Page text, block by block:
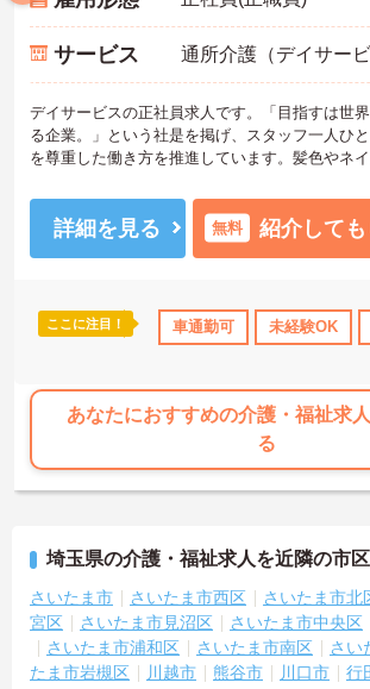
交通費支給
サービス 通所介護（デイサービ
デイサービスの正社員求人です。「目指すは世
る企業。」という社是を掲げ、スタッフ一人ひ
を尊重した働き方を推進しています。髪色やネ
ことが可能です。日々の頑張りやチームワークは
される特別報酬としてしっかり還元されるため
ンを維持しながら業務に取り組めます。残業は
より70歳まで勤務可能であり、退職金制度も完
長期的に安定したキャリアを築いていける職場
★おすすめPOINT★
【賞与とは別に特別報酬が支給され、収入アッ
・日々の施設運営への貢献やチームワークが多
め、目に見える形で還元されます。
・努力がダイレクトに評価へつながる制度によ
【チームでの情報共有が徹底されており、安心し
る体制です】
・毎朝スタッフ全員でミーティングを行い、お
絡を細やかに共有する仕組みがあります。
・多職種連携で職種を超えて相談しやすい雰囲
もすぐにお互いをフォローし合えます。
詳細を見る 無料 紹介しても
ここに注目！ 車通勤可 未経験OK
あなたにおすすめの介護・福祉求
る
埼玉県の介護・福祉求人を近隣の市
さいたま市 さいたま市西区 さいたま市北
宮区
さいたま市見沼区 さいたま市中央区
さいたま市浦和区
さいたま市南区 さい
たま市岩槻区
川越市 熊谷市 川口市 行